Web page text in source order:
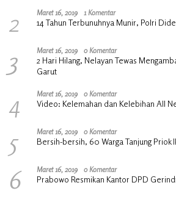
2 Maret 16, 2019 1 Komentar
14 Tahun Terbunuhnya Munir, Polri
3 Maret 16, 2019 0 Komentar
2 Hari Hilang, Nelayan Tewas
Garut
4 Maret 16, 2019 0 Komentar
Video: Kelemahan dan Kelebihan All
5 Maret 16, 2019 0 Komentar
Bersih-bersih, 60 Warga Tanjung Priok
6 Maret 16, 2019 0 Komentar
Prabowo Resmikan Kantor DPD